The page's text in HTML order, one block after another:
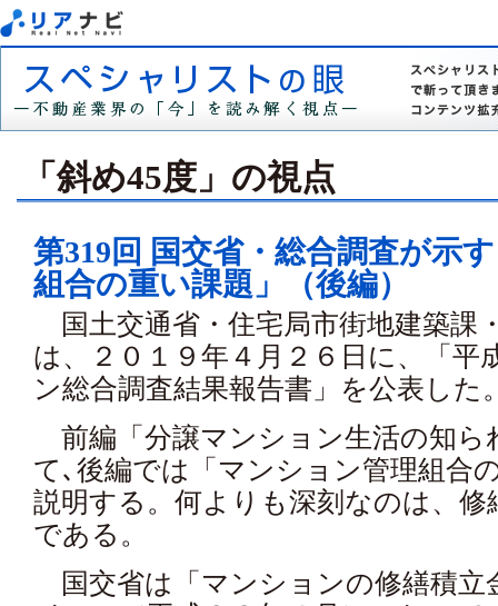
「斜め45度」の視点
第319回 国交省・総合調査が示
組合の重い課題」（後編）
国土交通省・住宅局市街地建築課
は、２０１９年４月２６日に、「平
ン総合調査結果報告書」を公表した
前編「分譲マンション生活の知ら
て､後編では「マンション管理組合
説明する。何よりも深刻なのは、修
である。
国交省は「マンションの修繕積立